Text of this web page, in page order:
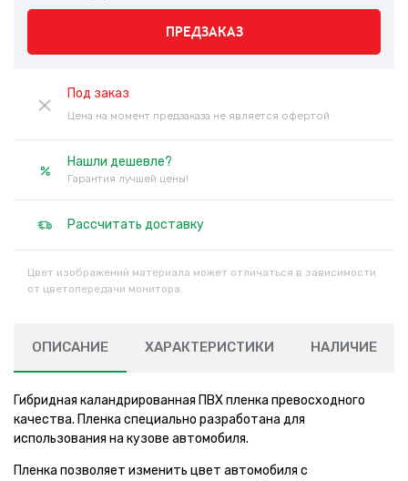
ПРЕДЗАКАЗ
Под заказ
Цена на момент предзаказа не является офертой
Нашли дешевле?
Гарантия лучшей цены!
Рассчитать доставку
Цвет изображений материала может отличаться в зависимости
от цветопередачи монитора.
ОПИСАНИЕ ХАРАКТЕРИСТИКИ НАЛИЧИЕ
Гибридная каландрированная ПВХ пленка превосходного
качества. Пленка специально разработана для
использования на кузове автомобиля.
Пленка позволяет изменить цвет автомобиля с